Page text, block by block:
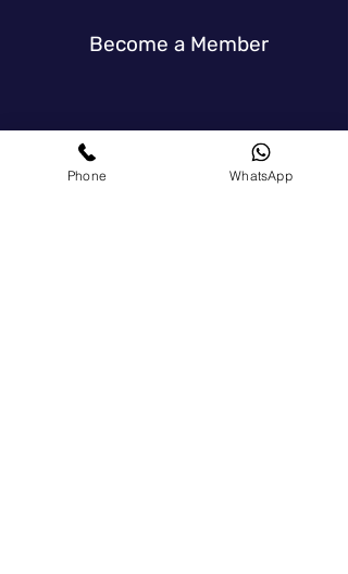
Become a Member
Phone WhatsApp